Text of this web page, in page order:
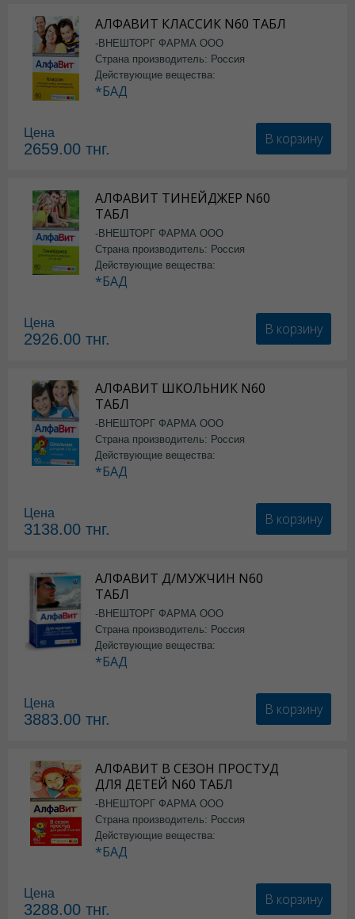
АЛФАВИТ КЛАССИК N60 ТАБЛ
-ВНЕШТОРГ ФАРМА ООО
Страна производитель: Россия
Действующие вещества:
*БАД
Цена
2659.00 тнг.
В корзину
АЛФАВИТ ТИНЕЙДЖЕР N60
ТАБЛ
-ВНЕШТОРГ ФАРМА ООО
Страна производитель: Россия
Действующие вещества:
*БАД
Цена
2926.00 тнг.
В корзину
АЛФАВИТ ШКОЛЬНИК N60
ТАБЛ
-ВНЕШТОРГ ФАРМА ООО
Страна производитель: Россия
Действующие вещества:
*БАД
Цена
3138.00 тнг.
В корзину
АЛФАВИТ Д/МУЖЧИН N60
ТАБЛ
-ВНЕШТОРГ ФАРМА ООО
Страна производитель: Россия
Действующие вещества:
*БАД
Цена
3883.00 тнг.
В корзину
АЛФАВИТ В СЕЗОН ПРОСТУД
ДЛЯ ДЕТЕЙ N60 ТАБЛ
-ВНЕШТОРГ ФАРМА ООО
Страна производитель: Россия
Действующие вещества:
*БАД
Цена
3288.00 тнг.
В корзину